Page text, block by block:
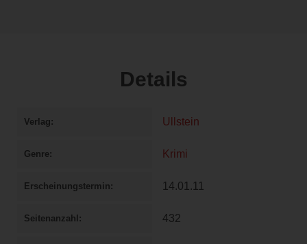
Details
Verlag Ullstein
Genre Krimi
Erscheinungstermin 14.01.11
Seitenanzahl 432